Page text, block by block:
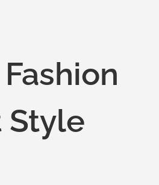
Style